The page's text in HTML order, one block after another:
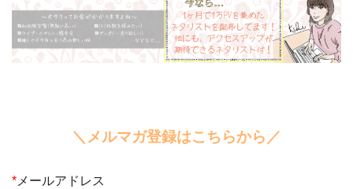
＼メルマガ登録はこちらから／
*メールアドレス